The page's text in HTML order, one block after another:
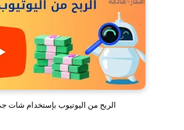
الربح من اليوتيوب بإستخدام شات